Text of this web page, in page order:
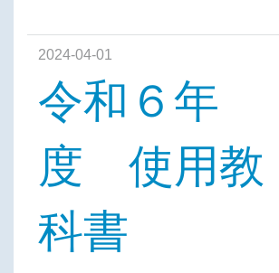
2024-04-01
令和６年
度 使用教
科書